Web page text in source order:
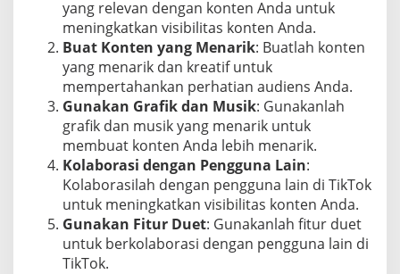
yang relevan dengan konten Anda untuk
meningkatkan visibilitas konten Anda.
Buat Konten yang Menarik: Buatlah konten
yang menarik dan kreatif untuk
mempertahankan perhatian audiens Anda.
Gunakan Grafik dan Musik: Gunakanlah
grafik dan musik yang menarik untuk
membuat konten Anda lebih menarik.
Kolaborasi dengan Pengguna Lain:
Kolaborasilah dengan pengguna lain di TikTok
untuk meningkatkan visibilitas konten Anda.
Gunakan Fitur Duet: Gunakanlah fitur duet
untuk berkolaborasi dengan pengguna lain di
TikTok.